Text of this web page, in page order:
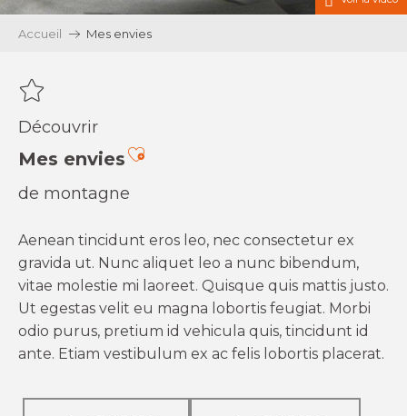
Accueil Mes envies
Découvrir
Mes enviesAjouter aux favoris
de montagne
Aenean tincidunt eros leo, nec consectetur ex
gravida ut. Nunc aliquet leo a nunc bibendum,
vitae molestie mi laoreet. Quisque quis mattis justo.
Ut egestas velit eu magna lobortis feugiat. Morbi
odio purus, pretium id vehicula quis, tincidunt id
ante. Etiam vestibulum ex ac felis lobortis placerat.